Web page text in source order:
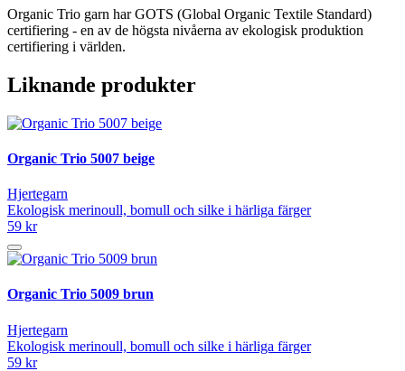
Organic Trio garn har GOTS (Global Organic Textile Standard)
certifiering - en av de högsta nivåerna av ekologisk produktion
certifiering i världen.
Liknande produkter
Organic Trio 5007 beige
Hjertegarn
Ekologisk merinoull, bomull och silke i härliga färger
59 kr
Organic Trio 5009 brun
Hjertegarn
Ekologisk merinoull, bomull och silke i härliga färger
59 kr